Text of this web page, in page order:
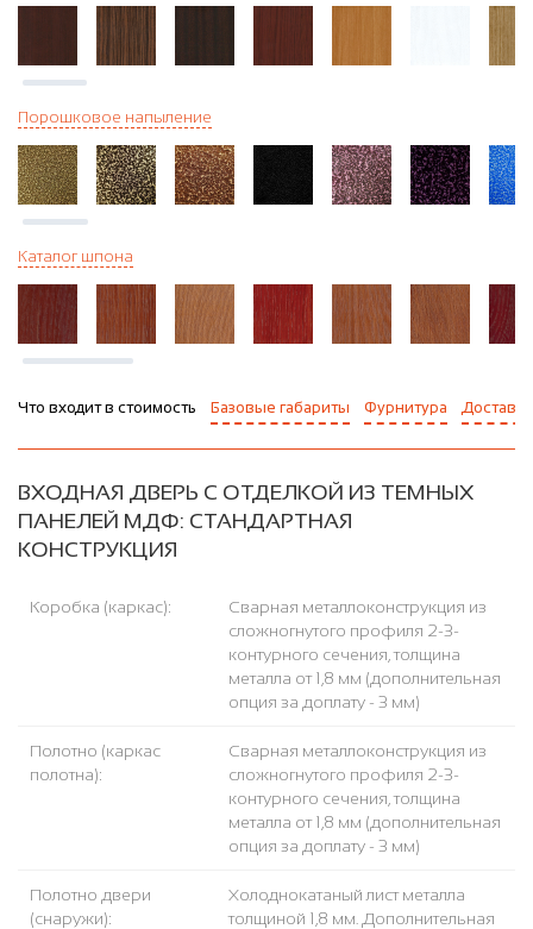
Порошковое напыление
Каталог шпона
Что входит в стоимость Базовые габариты Фурнитура Доставка
ВХОДНАЯ ДВЕРЬ С ОТДЕЛКОЙ ИЗ ТЕМНЫХ
ПАНЕЛЕЙ МДФ: СТАНДАРТНАЯ
КОНСТРУКЦИЯ
Коробка (каркас):
Сварная металлоконструкция из
сложногнутого профиля 2-3-
контурного сечения, толщина
металла от 1,8 мм (дополнительная
опция за доплату - 3 мм)
Полотно (каркас
полотна):
Сварная металлоконструкция из
сложногнутого профиля 2-3-
контурного сечения, толщина
металла от 1,8 мм (дополнительная
опция за доплату - 3 мм)
Полотно двери
(снаружи):
Холоднокатаный лист металла
толщиной 1,8 мм. Дополнительная